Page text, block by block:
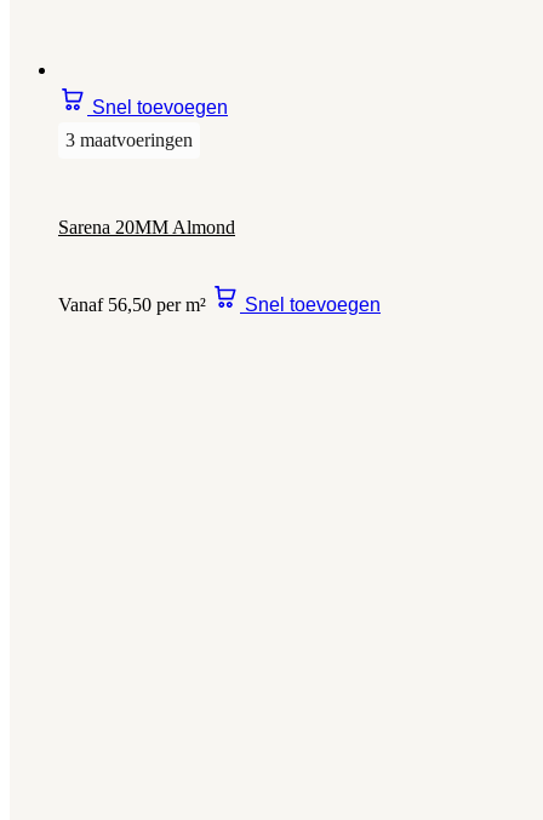
Snel toevoegen
3 maatvoeringen
Sarena 20MM Almond
Vanaf 56,50 per m² Snel toevoegen